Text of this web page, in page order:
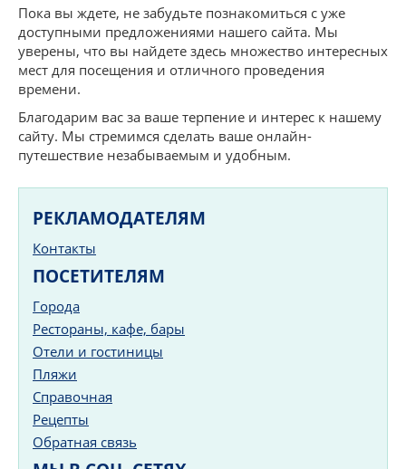
УСЛУГИ
Пока вы ждете, не забудьте познакомиться с уже
доступными предложениями нашего сайта. Мы
уверены, что вы найдете здесь множество интересных
мест для посещения и отличного проведения
времени.
Благодарим вас за ваше терпение и интерес к нашему
сайту. Мы стремимся сделать ваше онлайн-
путешествие незабываемым и удобным.
РЕКЛАМОДАТЕЛЯМ
Контакты
ПОСЕТИТЕЛЯМ
Города
Рестораны, кафе, бары
Отели и гостиницы
Пляжи
Справочная
Рецепты
Обратная связь